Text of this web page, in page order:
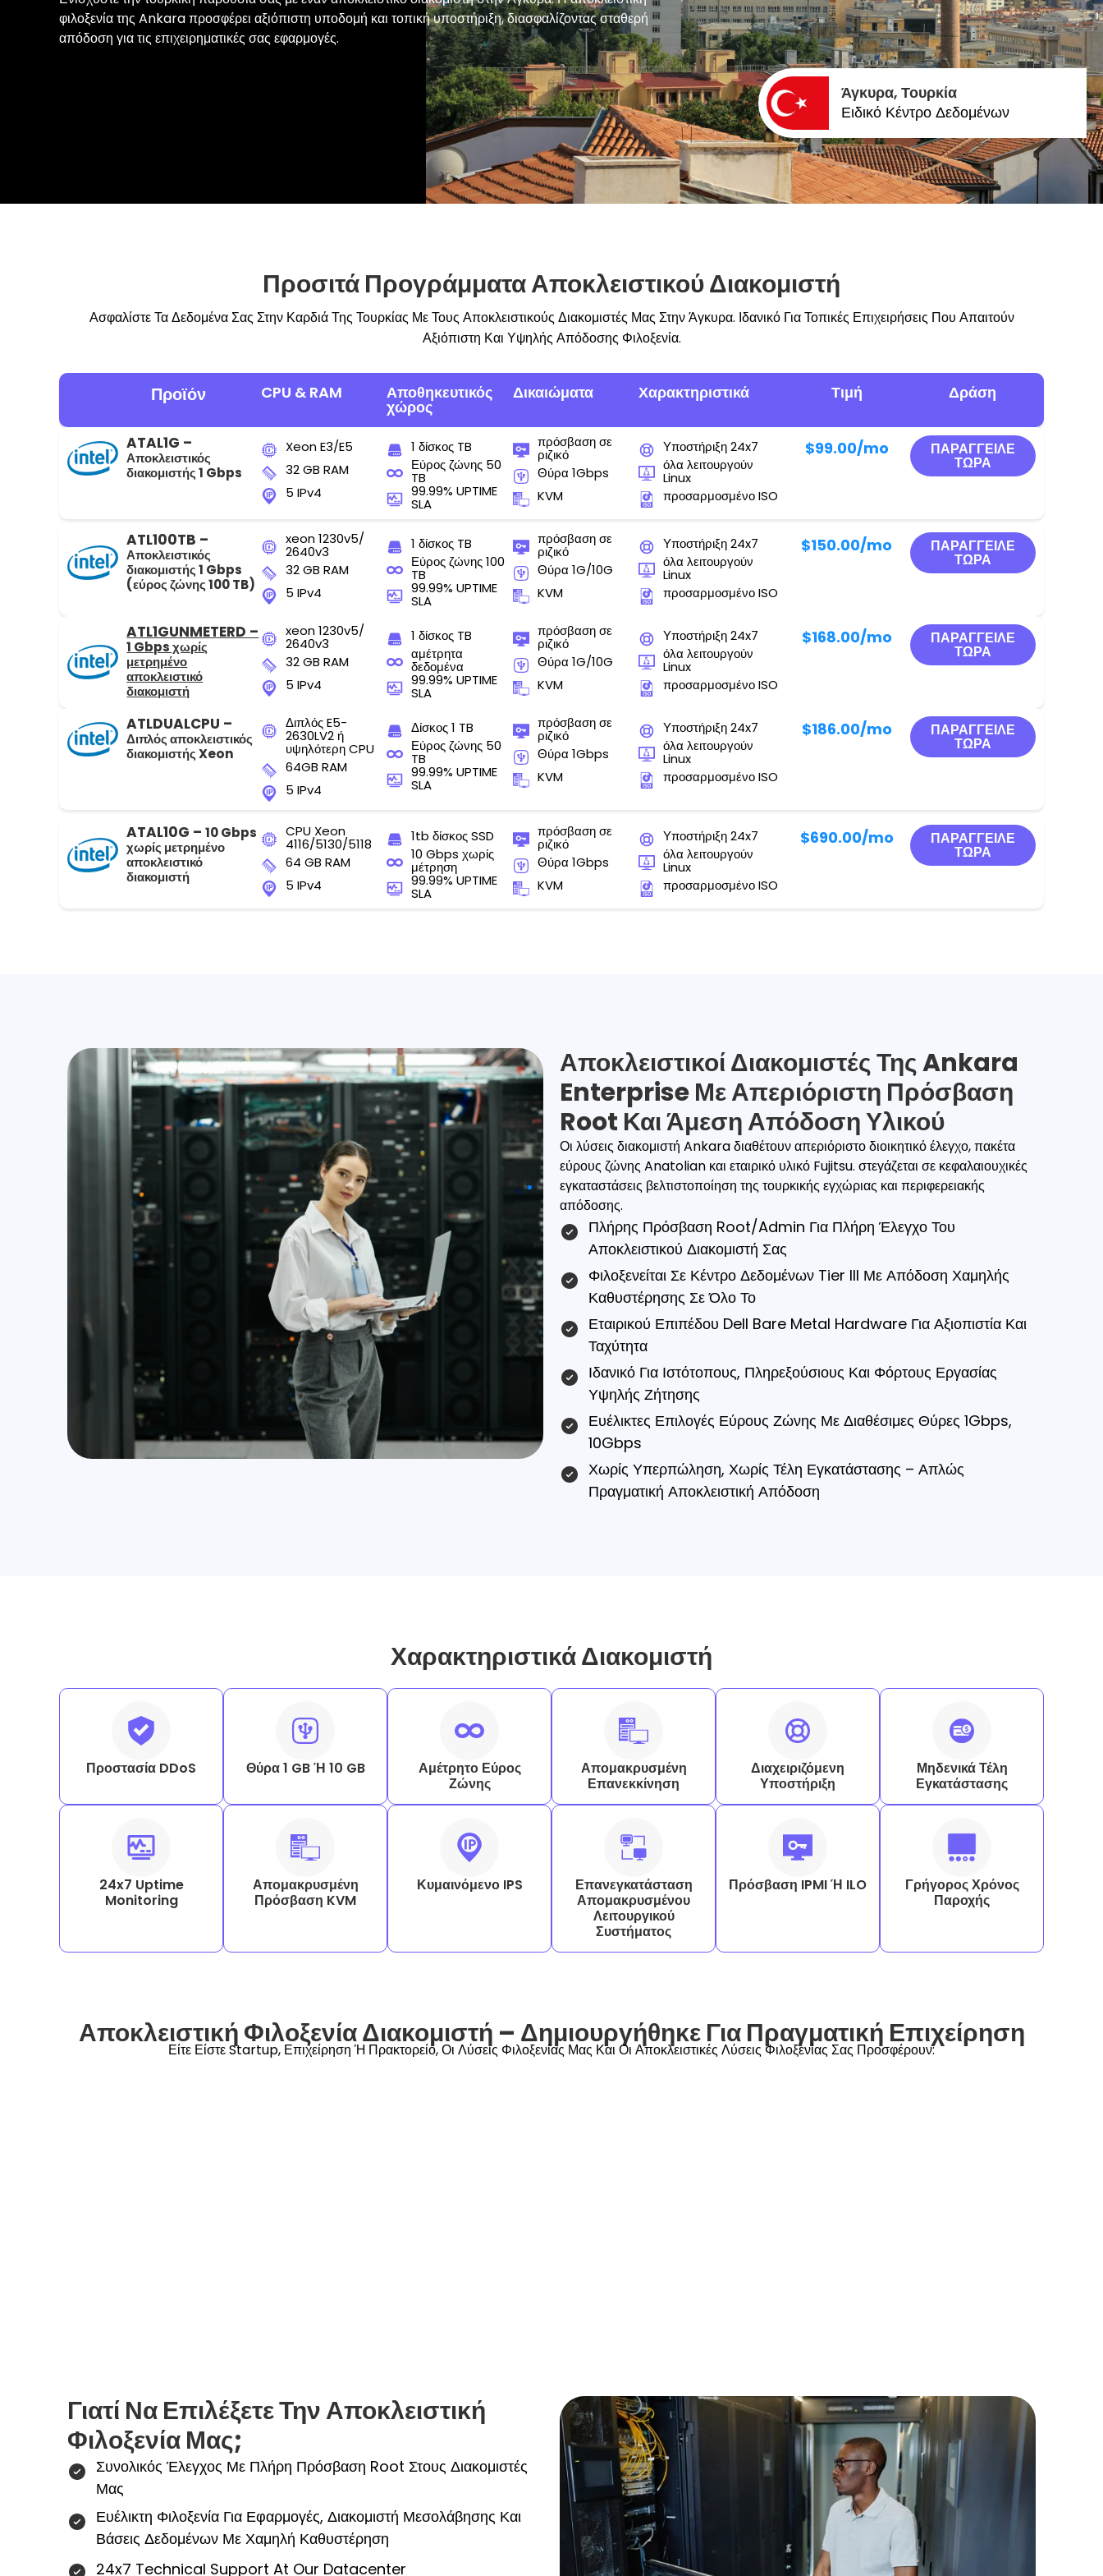
φιλοξενία της Ankara προσφέρει αξιόπιστη υποδομή και τοπική υποστήριξη, διασφαλίζοντας σταθερή
απόδοση για τις επιχειρηματικές σας εφαρμογές.
Άγκυρα, Τουρκία
Ειδικό Κέντρο Δεδομένων
Προσιτά Προγράμματα Αποκλειστικού Διακομιστή
Ασφαλίστε Τα Δεδομένα Σας Στην Καρδιά Της Τουρκίας Με Τους Αποκλειστικούς Διακομιστές Μας Στην Άγκυρα. Ιδανικό Για Τοπικές Επιχειρήσεις Που Απαιτούν
Αξιόπιστη Και Υψηλής Απόδοσης Φιλοξενία.
Προϊόν CPU & RAM Αποθηκευτικός
χώρος
Δικαιώματα Χαρακτηριστικά Τιμή Δράση
ATAL1G –
Αποκλειστικός
διακομιστής 1 Gbps
Xeon E3/E5
32 GB RAM
5 IPv4
1 δίσκος TB
Εύρος ζώνης 50
TB
99.99% UPTIME
SLA
πρόσβαση σε
ριζικό
Θύρα 1Gbps
KVM
Υποστήριξη 24x7
όλα λειτουργούν
Linux
προσαρμοσμένο ISO
$99.00/mo ΠΑΡΆΓΓΕΙΛΕ
ΤΏΡΑ
ATL100TB –
Αποκλειστικός
διακομιστής 1 Gbps
(εύρος ζώνης 100 TB)
xeon 1230v5/
2640v3
32 GB RAM
5 IPv4
1 δίσκος TB
Εύρος ζώνης 100
TB
99.99% UPTIME
SLA
πρόσβαση σε
ριζικό
Θύρα 1G/10G
KVM
Υποστήριξη 24x7
όλα λειτουργούν
Linux
προσαρμοσμένο ISO
$150.00/mo ΠΑΡΆΓΓΕΙΛΕ
ΤΏΡΑ
ATL1GUNMETERD –
1 Gbps χωρίς
μετρημένο
αποκλειστικό
διακομιστή
xeon 1230v5/
2640v3
32 GB RAM
5 IPv4
1 δίσκος TB
αμέτρητα
δεδομένα
99.99% UPTIME
SLA
πρόσβαση σε
ριζικό
Θύρα 1G/10G
KVM
Υποστήριξη 24x7
όλα λειτουργούν
Linux
προσαρμοσμένο ISO
$168.00/mo ΠΑΡΆΓΓΕΙΛΕ
ΤΏΡΑ
ATLDUALCPU –
Διπλός αποκλειστικός
διακομιστής Xeon
Διπλός E5-
2630LV2 ή
υψηλότερη CPU
64GB RAM
5 IPv4
Δίσκος 1 TB
Εύρος ζώνης 50
TB
99.99% UPTIME
SLA
πρόσβαση σε
ριζικό
Θύρα 1Gbps
KVM
Υποστήριξη 24x7
όλα λειτουργούν
Linux
προσαρμοσμένο ISO
$186.00/mo ΠΑΡΆΓΓΕΙΛΕ
ΤΏΡΑ
ATAL10G –10 Gbps
χωρίς μετρημένο
αποκλειστικό
διακομιστή
CPU Xeon
4116/5130/5118
64 GB RAM
5 IPv4
1tb δίσκος SSD
10 Gbps χωρίς
μέτρηση
99.99% UPTIME
SLA
πρόσβαση σε
ριζικό
Θύρα 1Gbps
KVM
Υποστήριξη 24x7
όλα λειτουργούν
Linux
προσαρμοσμένο ISO
$690.00/mo ΠΑΡΆΓΓΕΙΛΕ
ΤΏΡΑ
Αποκλειστικοί Διακομιστές Της Ankara
Enterprise Με Απεριόριστη Πρόσβαση
Root Και Άμεση Απόδοση Υλικού
Οι λύσεις διακομιστή Ankara διαθέτουν απεριόριστο διοικητικό έλεγχο, πακέτα
εύρους ζώνης Anatolian και εταιρικό υλικό Fujitsu. στεγάζεται σε κεφαλαιουχικές
εγκαταστάσεις βελτιστοποίηση της τουρκικής εγχώριας και περιφερειακής
απόδοσης.
Πλήρης Πρόσβαση Root/admin Για Πλήρη Έλεγχο Του
Αποκλειστικού Διακομιστή Σας
Φιλοξενείται Σε Κέντρο Δεδομένων Tier III Με Απόδοση Χαμηλής
Καθυστέρησης Σε Όλο Το
Εταιρικού Επιπέδου Dell Bare Metal Hardware Για Αξιοπιστία Και
Ταχύτητα
Ιδανικό Για Ιστότοπους, Πληρεξούσιους Και Φόρτους Εργασίας
Υψηλής Ζήτησης
Ευέλικτες Επιλογές Εύρους Ζώνης Με Διαθέσιμες Θύρες 1Gbps,
10Gbps
Χωρίς Υπερπώληση, Χωρίς Τέλη Εγκατάστασης – Απλώς
Πραγματική Αποκλειστική Απόδοση
Χαρακτηριστικά Διακομιστή
Προστασία DDoS Θύρα 1 GB Ή 10 GB
Αμέτρητο Εύρος
Ζώνης
Απομακρυσμένη
Επανεκκίνηση
Διαχειριζόμενη
Υποστήριξη
Μηδενικά Τέλη
Εγκατάστασης
24x7 Uptime
Monitoring
Απομακρυσμένη
Πρόσβαση KVM
Κυμαινόμενο IPS
Επανεγκατάσταση
Απομακρυσμένου
Λειτουργικού
Συστήματος
Πρόσβαση IPMI Ή ILO
Γρήγορος Χρόνος
Παροχής
Αποκλειστική Φιλοξενία Διακομιστή – Δημιουργήθηκε Για Πραγματική Επιχείρηση
Είτε Είστε Startup, Επιχείρηση Ή Πρακτορείο, Οι Λύσεις Φιλοξενίας Μας Και Οι Αποκλειστικές Λύσεις Φιλοξενίας Σας Προσφέρουν:
Γιατί Να Επιλέξετε Την Αποκλειστική
Φιλοξενία Μας;
Συνολικός Έλεγχος Με Πλήρη Πρόσβαση Root Στους Διακομιστές
Μας
Ευέλικτη Φιλοξενία Για Εφαρμογές, Διακομιστή Μεσολάβησης Και
Βάσεις Δεδομένων Με Χαμηλή Καθυστέρηση
24x7 Technical Support At Our Datacenter